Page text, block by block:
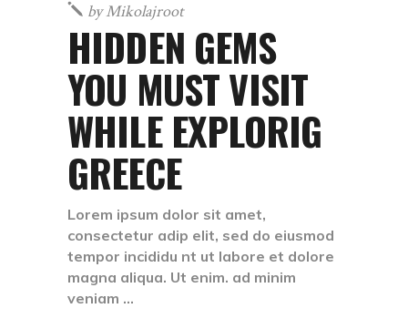
byMikolajroot
HIDDEN GEMS
YOU MUST VISIT
WHILE EXPLORIG
GREECE
Lorem ipsum dolor sit amet,
consectetur adip elit, sed do eiusmod
tempor incididu nt ut labore et dolore
magna aliqua. Ut enim. ad minim
veniam